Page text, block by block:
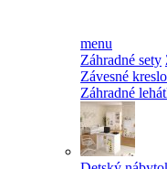
menu
Záhradné sety
Závesné kreslo
Záhradné